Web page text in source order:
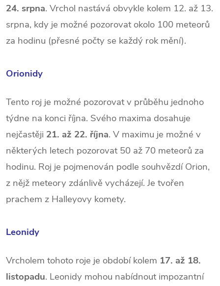
24. srpna. Vrchol nastává obvykle kolem 12. až 13.
srpna, kdy je možné pozorovat okolo 100 meteorů
za hodinu (přesné počty se každý rok mění).
Orionidy
Tento roj je možné pozorovat v průběhu jednoho
týdne na konci října. Svého maxima dosahuje
nejčastěji 21. až 22. října. V maximu je možné v
některých letech pozorovat 50 až 70 meteorů za
hodinu. Roj je pojmenován podle souhvězdí Orion,
z nějž meteory zdánlivě vycházejí. Je tvořen
prachem z Halleyovy komety.
Leonidy
Vrcholem tohoto roje je období kolem 17. až 18.
listopadu. Leonidy mohou nabídnout impozantní